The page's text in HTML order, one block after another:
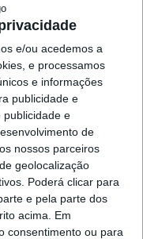
e/ou acedemos a
e processamos
e informações
publicidade e
publicidade e
de
nossos parceiros
geolocalização
Poderá clicar para
e pela parte dos
acima. Em
consentimento ou para
que decorrem no
ser vistos através
em parceria
trabalhos
da Cumeeira e
onde os
e prestam
local, sem